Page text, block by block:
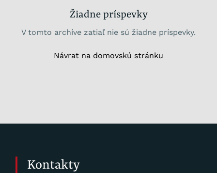
Žiadne príspevky
V tomto archíve zatiaľ nie sú žiadne príspevky.
Návrat na domovskú stránku
Kontakty